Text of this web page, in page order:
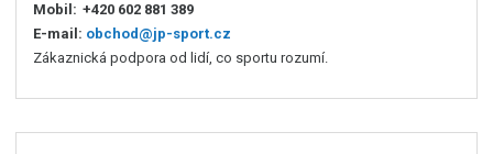
Mobil: +420 602 881 389
E-mail: obchod@jp-sport.cz
Zákaznická podpora od lidí, co sportu rozumí.